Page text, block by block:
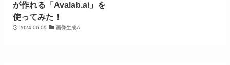
が作れる「Avalab.ai」を
使ってみた！
2024-06-09 画像生成AI